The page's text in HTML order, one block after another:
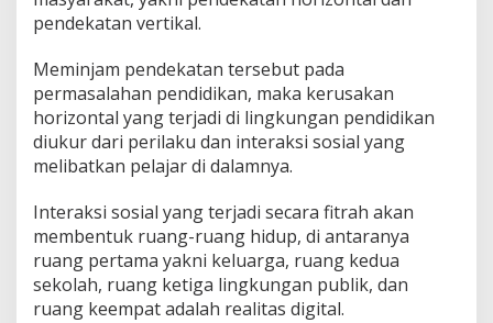
pendekatan vertikal.
Meminjam pendekatan tersebut pada
permasalahan pendidikan, maka kerusakan
horizontal yang terjadi di lingkungan pendidikan
diukur dari perilaku dan interaksi sosial yang
melibatkan pelajar di dalamnya.
Interaksi sosial yang terjadi secara fitrah akan
membentuk ruang-ruang hidup, di antaranya
ruang pertama yakni keluarga, ruang kedua
sekolah, ruang ketiga lingkungan publik, dan
ruang keempat adalah realitas digital.